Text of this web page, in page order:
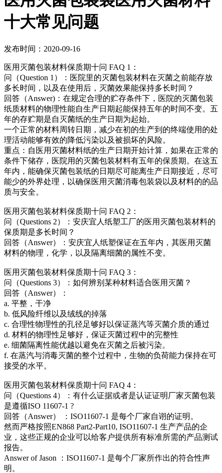
十大常见问题
发布时间：2020-09-16
医用灭菌包装材料保质期十问 FAQ 1：
问（Question 1）：医院里的灭菌包装材料在灭菌之前能存放
多长时间，以及在使用后，灭菌效果能保持多长时间？
回答（Answer)：在规定合理的贮存条件下，医院的灭菌包装
纸质材料的物理性能自生产日期起能保持五年的时间不变。五
年的存贮期是自灭菌纸的生产日期为起始。
一个正常的材料周转日期，减少在初的生产到的终端使用的处
理活动能够有效的降低污染以及被损坏的风险。
重点：自医用灭菌材料纸的生产日期开始计算，如果在正常的
条件下储存，医院用的灭菌包装材料有五年的保质期。在这五
年内，能确保灭菌包装纸的日期尽可能离生产日期接近，尽可
能少的外界处理，以确保医用灭菌消毒包装袋以及材料的的品
质与安全。
医用灭菌包装材料保质期十问 FAQ 2：
问（Questions 2）：安庆宜人纸塑工厂的医用灭菌包装材料的
保质期是多长时间？
回答（Answer）：安庆宜人纸塑保证在五年内，其医用灭菌
材料的物理，化学，以及隔离细菌的属性不变。
医用灭菌包装材料保质期十问 FAQ 3：
问（Questions 3）：如何辨别某种材料适合医用灭菌？
回答（Answer）：
a. 平整，干净
b. 低风险纤维以及绒线的掉落
c. 合理性物理性的孔径足够好以保证蒸汽等灭菌介质的通过
d. 材料的物理性足够好，保证灭菌过程中的完整性
e. 细菌隔离性能优越以避免在灭菌之后被污染。
f. 在蒸汽与消毒灭菌的整个过程中，生物的负荷能力保持在可
接受的水平。
医用灭菌包装材料保质期十问 FAQ 4：
问（Questions 4）：有什么证据或者是认证证明厂家灭菌包装
是遵循ISO 11607-1 ?
回答（Answer） ：ISO11607-1 是每个厂家自诩的证明。
然而严格按照EN868 Part2-Part10, ISO11607-1 生产产品的企
业，这些正规的企业可以给客户提供所有标准所需的产品测试
报告。
Answer of Jason ：ISO11607-1 是每个厂家所作出的符合性声
明。